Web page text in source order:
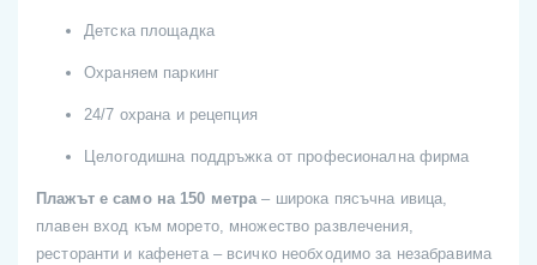
Детска площадка
Охраняем паркинг
24/7 охрана и рецепция
Целогодишна поддръжка от професионална фирма
Плажът е само на 150 метра– широка пясъчна ивица,
плавен вход към морето, множество развлечения,
ресторанти и кафенета – всичко необходимо за незабравима